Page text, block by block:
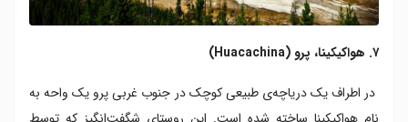
۷. هواکیکینا، پرو (Huacachina)
در اطراف یک دریاچه‌ی طبیعی کوچک در جنوب غربی پرو یک واحه به